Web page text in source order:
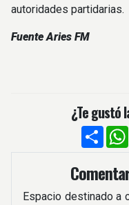
autoridades partidarias.
Fuente Aries FM
¿Te gustó
Espacio destinado a